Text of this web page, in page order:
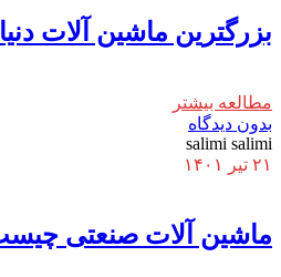
بزرگترین ماشین آلات
مطالعه بیشتر
بدون دیدگاه
salimi salimi
۲۱ تیر ۱۴۰۱
ماشین آلات صنعتی